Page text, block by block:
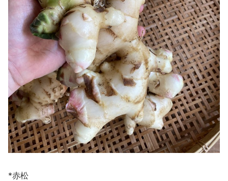
*赤松